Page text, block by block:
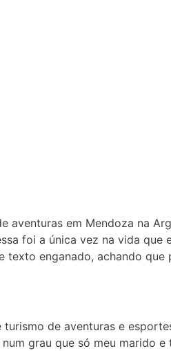
aventuras em Mendoza na
foi a única vez na vida
texto enganado, achando
de aventuras e
grau que só meu marido